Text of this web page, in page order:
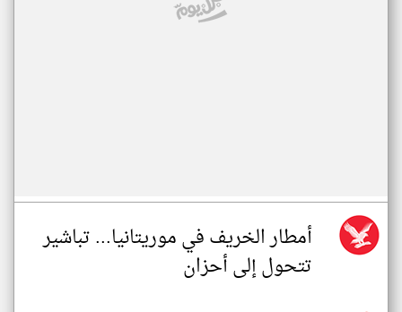
أمطار الخريف في موريتانيا... تباشير
تتحول إلى أحزان